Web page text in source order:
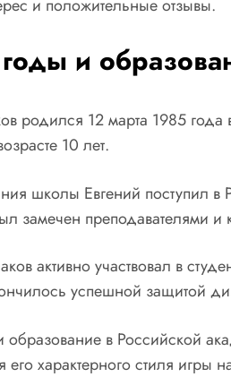
и положительные отзывы.
и
родился 12 марта 1985 года
10 лет.
школы Евгений поступил в
замечен преподавателями и
активно участвовал в
успешной защитой
в Российской
характерного стиля игры